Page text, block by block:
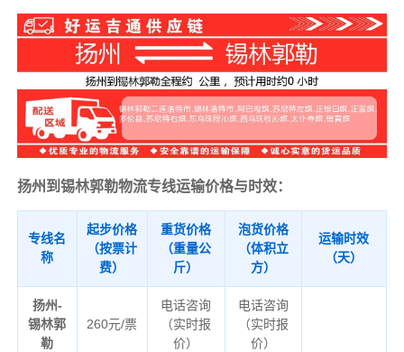
扬州到锡林郭勒物流专线运输价格与时效：
专线名
称
起步价格
（按票计
费）
重货价格
（重量公
斤）
泡货价格
（体积立
方）
运输时效
（天）
扬州-
锡林郭
勒
260元/票
电话咨询
（实时报
价）
电话咨询
（实时报
价）